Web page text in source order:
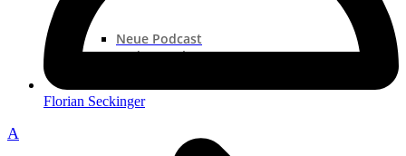
Neue Podcast
Podcast „Shorts“
Florian Seckinger
A